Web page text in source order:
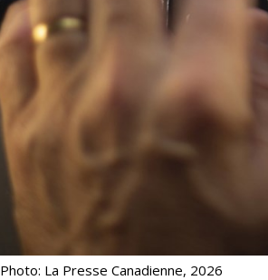
Photo: La Presse Canadienne, 2026